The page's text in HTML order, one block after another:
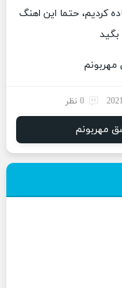
کردیم، حتما این اهنگ
بگید
0 نظر
مهربونم